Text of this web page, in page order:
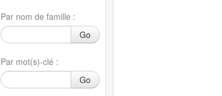
Par nom de famille :
Go
Par mot(s)-clé :
Go